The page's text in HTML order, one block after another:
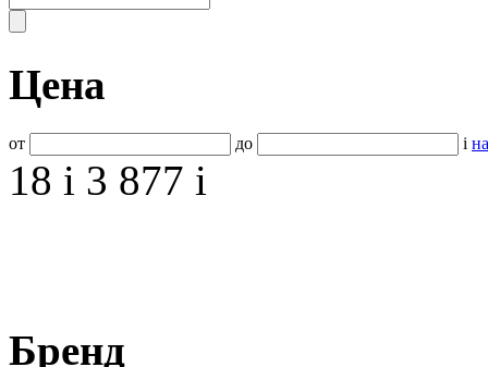
Цена
от до i
18 i 3 877 i
Бренд